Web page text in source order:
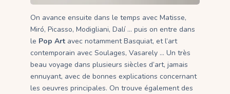
On avance ensuite dans le temps avec Matisse,
Miró, Picasso, Modigliani, Dalí … puis on entre dans
le Pop Art avec notamment Basquiat, et l’art
contemporain avec Soulages, Vasarely … Un très
beau voyage dans plusieurs siècles d’art, jamais
ennuyant, avec de bonnes explications concernant
les oeuvres principales. On trouve également des